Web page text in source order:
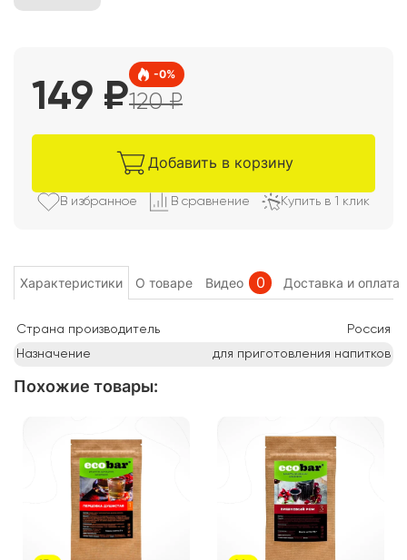
149 ₽
-0%
120₽
Добавить в корзину
В избранное В сравнение Купить в 1 клик
Характеристики О товаре Видео 0 Доставка и оплата
Страна производитель
Россия
Назначение
для приготовления напитков
Похожие товары: